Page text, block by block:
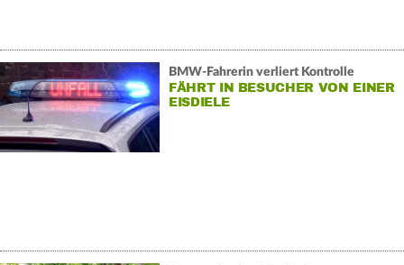
BMW-Fahrerin verliert Kontrolle
FÄHRT IN BESUCHER VON EINER
EISDIELE